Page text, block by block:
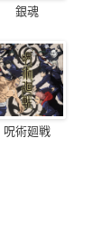
銀魂
呪術廻戦